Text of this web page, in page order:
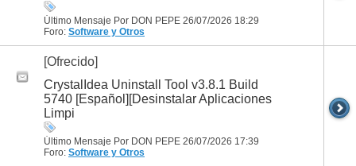
Último Mensaje Por DON PEPE 26/07/2026 18:29
Foro: Software y Otros
[Ofrecido]
CrystalIdea Uninstall Tool v3.8.1 Build
5740 [Español][Desinstalar Aplicaciones
Limpi
Último Mensaje Por DON PEPE 26/07/2026 17:39
Foro: Software y Otros